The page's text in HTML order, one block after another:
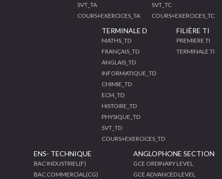
SVT_TA
COURS+EXERCICES_TA
SVT_TC
COURS+EXERCICES_TC
TERMINALE D
MATHS_TD
FRANÇAIS_TD
ANGLAIS_TD
INFORMATIQUE_TD
CHIMIE_TD
ECM_TD
HISTOIRE_TD
PHYSIQUE_TD
SVT_TD
COURS+EXERCICES_TD
FILIÈRE TI
PREMIERE TI
TERMINALE TI
ENS- TECHNIQUE
BAC INDUSTRIEL(F)
BAC COMMERCIAL(CG)
ANGLOPHONE SECTION
GCE ORDINARY LEVEL
GCE ADVANCED LEVEL